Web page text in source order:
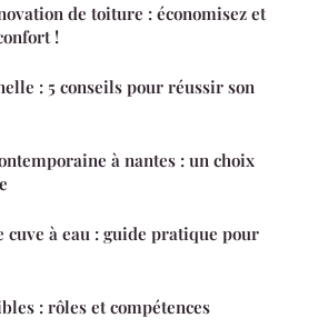
de toiture : économisez et
!
: 5 conseils pour réussir son
à nantes : un choix
à eau : guide pratique pour
: rôles et compétences